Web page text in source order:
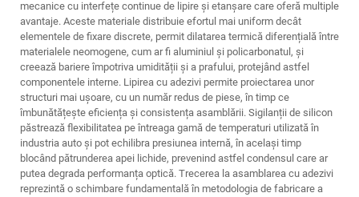
mecanice cu interfețe continue de lipire și etanșare care oferă multiple
avantaje. Aceste materiale distribuie efortul mai uniform decât
elementele de fixare discrete, permit dilatarea termică diferențială între
materialele neomogene, cum ar fi aluminiul și policarbonatul, și
creează bariere împotriva umidității și a prafului, protejând astfel
componentele interne. Lipirea cu adezivi permite proiectarea unor
structuri mai ușoare, cu un număr redus de piese, în timp ce
îmbunătățește eficiența și consistența asamblării. Sigilanții de silicon
păstrează flexibilitatea pe întreaga gamă de temperaturi utilizată în
industria auto și pot echilibra presiunea internă, în același timp
blocând pătrunderea apei lichide, prevenind astfel condensul care ar
putea degrada performanța optică. Trecerea la asamblarea cu adezivi
reprezintă o schimbare fundamentală în metodologia de fabricare a